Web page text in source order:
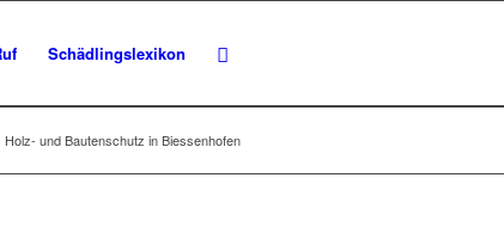
Schädlingslexikon
Holz- und Bautenschutz in Biessenhofen